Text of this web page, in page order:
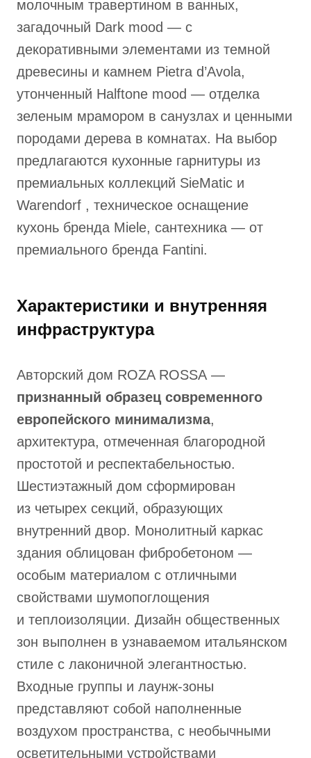
молочным травертином в ванных,
загадочный Dark mood — с
декоративными элементами из темной
древесины и камнем Pietra d’Avola,
утонченный Halftone mood — отделка
зеленым мрамором в санузлах и ценными
породами дерева в комнатах. На выбор
предлагаются кухонные гарнитуры из
премиальных коллекций SieMatic и
Warendorf , техническое оснащение
кухонь бренда Miele, сантехника — от
премиального бренда Fantini.
Характеристики и внутренняя
инфраструктура
Авторский дом ROZA ROSSA —
признанный образец современного
европейского минимализма,
архитектура, отмеченная благородной
простотой и респектабельностью.
Шестиэтажный дом сформирован
из четырех секций, образующих
внутренний двор. Монолитный каркас
здания облицован фибробетоном —
особым материалом с отличными
свойствами шумопоглощения
и теплоизоляции. Дизайн общественных
зон выполнен в узнаваемом итальянском
стиле с лаконичной элегантностью.
Входные группы и лаунж-зоны
представляют собой наполненные
воздухом пространства, с необычными
осветительными устройствами